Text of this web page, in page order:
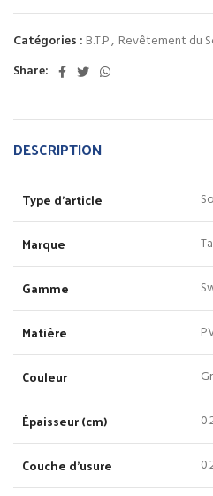
Catégories : B.T.P, Revêtement du
Share:
DESCRIPTION
Type d’article
Marque
Gamme
Matière
Couleur
Épaisseur (cm)
Couche d’usure